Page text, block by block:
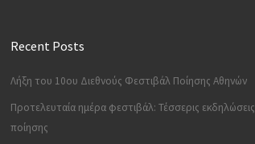
Recent Posts
Λήξη του 10ου Διεθνούς Φεστιβάλ Ποίησης Αθηνών
Προτελευταία ημέρα φεστιβάλ: Τέσσερις εκδηλώσεις
ποίησης